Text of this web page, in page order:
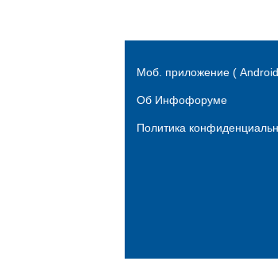
Моб. приложение (
Об Инфофоруме
Политика